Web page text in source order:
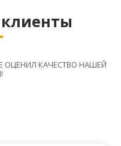
клиенты
ОЦЕНИЛ КАЧЕСТВО НАШЕЙ